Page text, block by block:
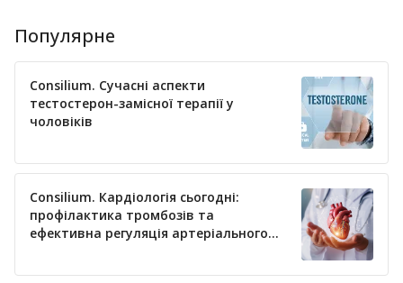
Популярне
Consilium. Сучасні аспекти
тестостерон-замісної терапії у
чоловіків
Consilium. Кардіологія сьогодні:
профілактика тромбозів та
ефективна регуляція артеріального